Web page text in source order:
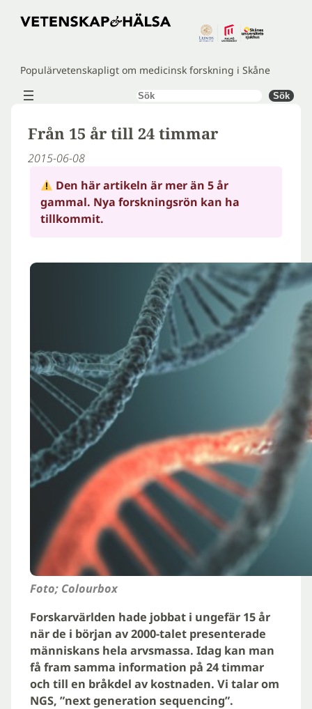
Hoppa
Populärvetenskapligt om medicinsk forskning i Skåne
Sök Sök
Från 15 år till 24 timmar
2015-06-08
Den här artikeln är mer än 5 år
gammal. Nya forskningsrön kan ha
tillkommit.
Foto; Colourbox
Forskarvärlden hade jobbat i ungefär 15 år
när de i början av 2000-talet presenterade
människans hela arvsmassa. Idag kan man
få fram samma information på 24 timmar
och till en bråkdel av kostnaden. Vi talar om
NGS, ”next generation sequencing”.